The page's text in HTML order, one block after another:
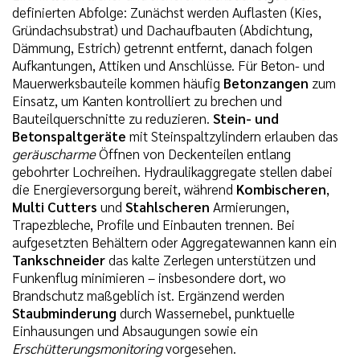
definierten Abfolge: Zunächst werden Auflasten (Kies,
Gründachsubstrat) und Dachaufbauten (Abdichtung,
Dämmung, Estrich) getrennt entfernt, danach folgen
Aufkantungen, Attiken und Anschlüsse. Für Beton- und
Mauerwerksbauteile kommen häufig Betonzangen zum
Einsatz, um Kanten kontrolliert zu brechen und
Bauteilquerschnitte zu reduzieren. Stein- und
Betonspaltgeräte mit Steinspaltzylindern erlauben das
geräuscharmeÖffnen von Deckenteilen entlang
gebohrter Lochreihen. Hydraulikaggregate stellen dabei
die Energieversorgung bereit, während Kombischeren,
Multi Cutters und Stahlscheren Armierungen,
Trapezbleche, Profile und Einbauten trennen. Bei
aufgesetzten Behältern oder Aggregatewannen kann ein
Tankschneiderdas kalte Zerlegen unterstützen und
Funkenflug minimieren – insbesondere dort, wo
Brandschutz maßgeblich ist. Ergänzend werden
Staubminderung durch Wassernebel, punktuelle
Einhausungen und Absaugungen sowie ein
Erschütterungsmonitoringvorgesehen.